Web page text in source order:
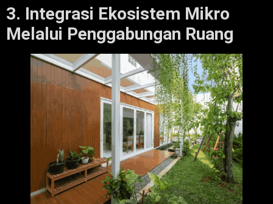
3. Integrasi Ekosistem Mikro
Melalui Penggabungan Ruang